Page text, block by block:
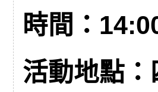
時間：
活動地點